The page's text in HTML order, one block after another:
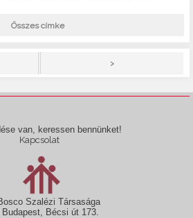
Összes címke
>
van, keressen bennünket!
Kapcsolat
Szalézi Társasága
Budapest, Bécsi út 173.